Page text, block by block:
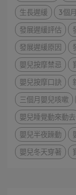
生長遲緩
3個
發展遲緩評估
發展遲緩原因
嬰兒按摩禁忌
嬰兒按摩口訣
三個月嬰兒咳嗽
嬰兒睡覺動來動去
嬰兒半夜躁動
嬰兒冬天穿著